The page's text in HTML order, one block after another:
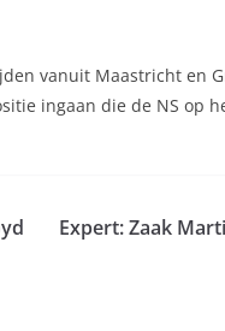
vanuit Maastricht en
ingaan die de NS op
Expert: Zaak